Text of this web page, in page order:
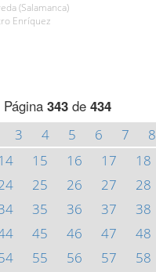
(Salamanca)
Enríquez
Página 343de 434
3 4 5 6 7 8
14 15 16 17 18
25 26 27 28
35 36 37 38
45 46 47 48
55 56 57 58